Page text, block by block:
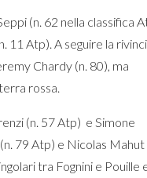
(n. 62 nella classifica
11 Atp). A seguire la
Chardy (n. 80), ma
rossa.
(n. 57 Atp) e Simone
79 Atp) e Nicolas Mahut
tra Fognini e Pouille